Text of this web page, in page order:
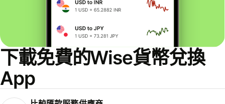
下載免費的Wise貨幣兌換
App